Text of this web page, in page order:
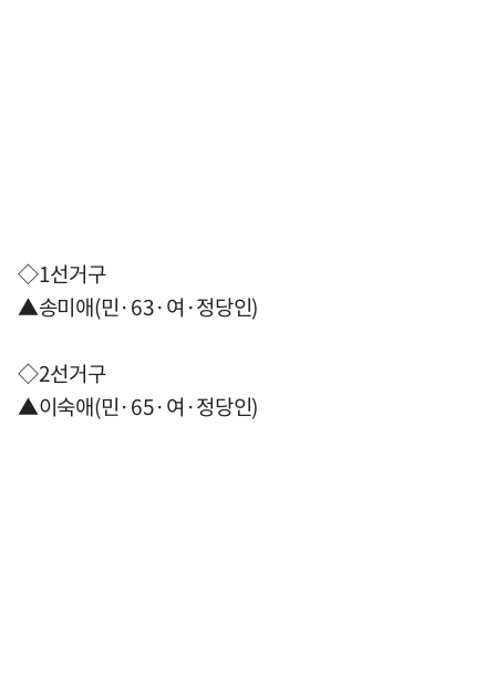
◇1선거구
▲송미애(민·63·여·정당인)
◇2선거구
▲이숙애(민·65·여·정당인)